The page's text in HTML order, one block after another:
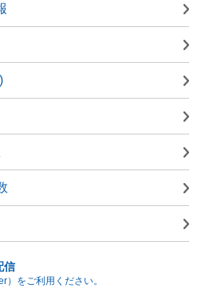
信
）をご利用ください。